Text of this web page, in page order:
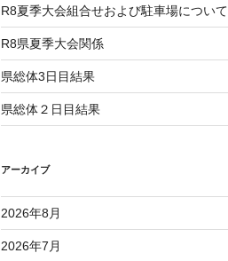
R8夏季大会組合せおよび駐車場について
R8県夏季大会関係
県総体3日目結果
県総体２日目結果
アーカイブ
2026年8月
2026年7月